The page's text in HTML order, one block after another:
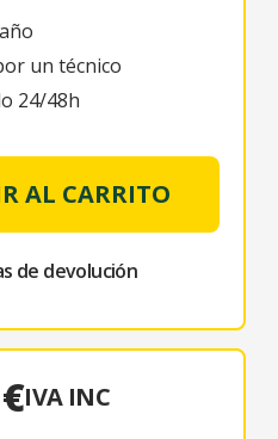
un técnico
24/48h
AL CARRITO
de devolución
IVA INC